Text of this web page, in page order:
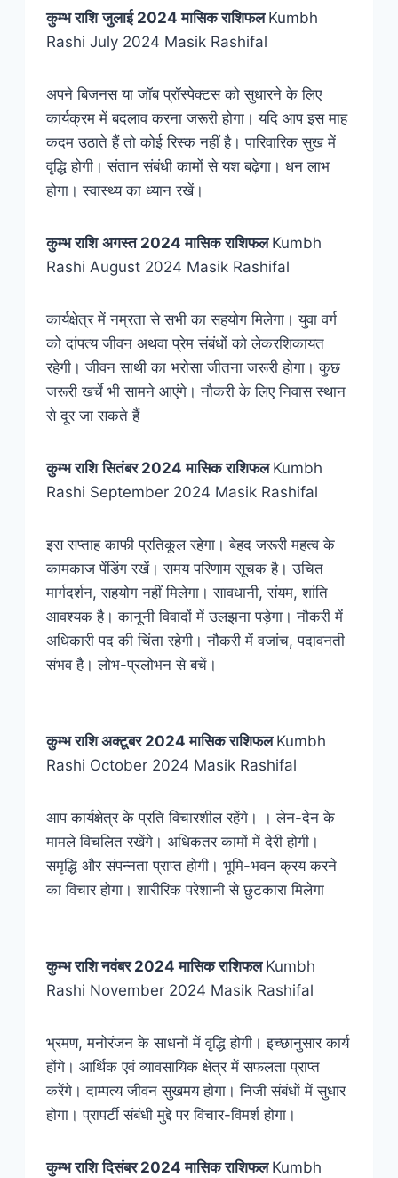
कुम्भ राशि जुलाई 2024 मासिक राशिफल Kumbh
Rashi July 2024 Masik Rashifal
अपने बिजनस या जॉब प्रॉस्पेक्टस को सुधारने के लिए
कार्यक्रम में बदलाव करना जरूरी होगा। यदि आप इस माह
कदम उठाते हैं तो कोई रिस्क नहीं है। पारिवारिक सुख में
वृद्धि होगी। संतान संबंधी कामों से यश बढ़ेगा। धन लाभ
होगा। स्वास्थ्‍य का ध्यान रखें।
कुम्भ राशि अगस्त 2024 मासिक राशिफल Kumbh
Rashi August 2024 Masik Rashifal
कार्यक्षेत्र में नम्रता से सभी का सहयोग मिलेगा। युवा वर्ग
को दांपत्य जीवन अथवा प्रेम संबंधों को लेकरशिकायत
रहेगी। जीवन साथी का भरोसा जीतना जरूरी होगा। कुछ
जरूरी खर्चे भी सामने आएंगे। नौकरी के लिए निवास स्थान
से दूर जा सकते हैं
कुम्भ राशि सितंबर 2024 मासिक राशिफल Kumbh
Rashi September 2024 Masik Rashifal
इस सप्ताह काफी प्रतिकूल रहेगा। बेहद जरूरी महत्व के
कामकाज पेंडिंग रखें। समय परिणाम सूचक है। उचित
मार्गदर्शन, सहयोग नहीं मिलेगा। सावधानी, संयम, शांति
आवश्यक है। कानूनी विवादों में उलझना पड़ेगा। नौकरी में
अधिकारी पद की चिंता रहेगी। नौकरी में वजांच, पदावनती
संभव है। लोभ-प्रलोभन से बचें।
कुम्भराशिअक्टूबर 2024 मासिक राशिफल Kumbh
Rashi October 2024 Masik Rashifal
आप कार्यक्षेत्र के प्रति विचारशील रहेंगे। । लेन-देन के
मामले विचलित रखेंगे। अधिकतर कामों में देरी होगी।
समृद्धि और संपन्नता प्राप्त होगी। भूमि-भवन क्रय करने
का विचार होगा। शारीरिक परेशानी से छुटकारा मिलेगा
कुम्भराशिनवंबर 2024 मासिक राशिफल Kumbh
Rashi November 2024 Masik Rashifal
भ्रमण, मनोरंजन के साधनों में वृद्धि होगी। इच्‍छानुसार कार्य
होंगे। आर्थिक एवं व्यावसायिक क्षेत्र में सफलता प्राप्त
करेंगे। दाम्पत्य जीवन सुखमय होगा। निजी संबंधों में सुधार
होगा। प्रापर्टी संबंधी मुद्दे पर विचार-विमर्श होगा।
कुम्भ राशि दिसंबर 2024 मासिक राशिफल Kumbh